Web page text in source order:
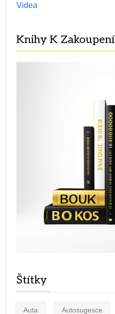
Videa
Knihy K Zakoupení
Štítky
Auta Autosugesce